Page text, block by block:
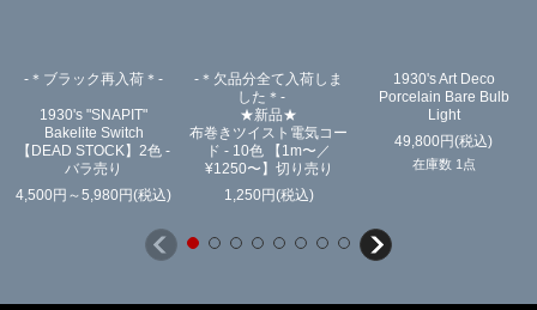
-＊ブラック再入荷＊-
1930's "SNAPIT"
Bakelite Switch
【DEAD STOCK】2色 -
バラ売り
4,500円 ～5,980円(税込)
-＊欠品分全て入荷しま
した＊-
★新品★
布巻きツイスト電気コー
ド - 10色 【1m〜／
¥1250〜】切り売り
1,250円(税込)
1930's Art Deco
Porcelain Bare Bulb
Light
49,800円(税込)
在庫数 1点